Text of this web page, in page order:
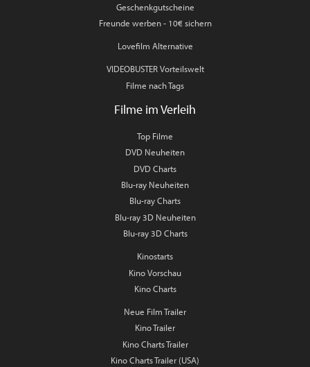
Geschenkgutscheine
Freunde werben - 10€ sichern
Lovefilm Alternative
VIDEOBUSTER Vorteilswelt
Filme nach Tags
Filme im Verleih
Top Filme
DVD Neuheiten
DVD Charts
Blu-ray Neuheiten
Blu-ray Charts
Blu-ray 3D Neuheiten
Blu-ray 3D Charts
Kinostarts
Kino Vorschau
Kino Charts
Neue Film Trailer
Kino Trailer
Kino Charts Trailer
Kino Charts Trailer (USA)